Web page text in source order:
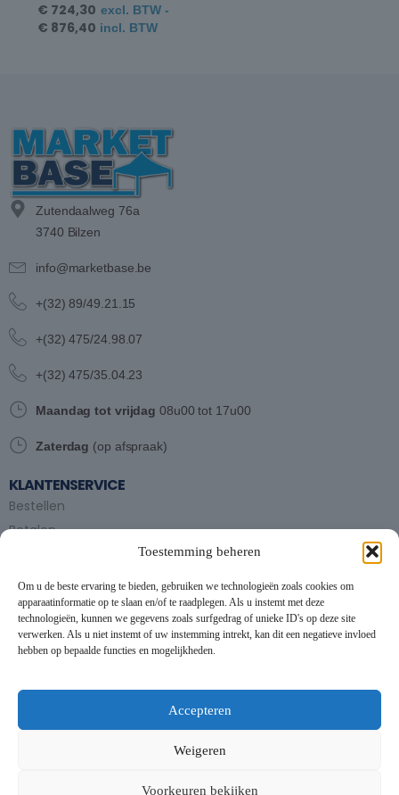
Toestemming beheren
Om u de beste ervaring te bieden, gebruiken we technologieën zoals cookies om
apparaatinformatie op te slaan en/of te raadplegen. Als u instemt met deze
technologieën, kunnen we gegevens zoals surfgedrag of unieke ID's op deze site
verwerken. Als u niet instemt of uw instemming intrekt, kan dit een negatieve invloed
hebben op bepaalde functies en mogelijkheden.
Accepteren
Weigeren
Voorkeuren bekijken
€ 724,30 excl. BTW -
€ 876,40 incl. BTW
Zutendaalweg 76a
3740 Bilzen
info@marketbase.be
+(32) 89/49.21.15
+(32) 475/24.98.07
+(32) 475/35.04.23
Maandag tot vrijdag 08u00 tot 17u00
Zaterdag (op afspraak)
KLANTENSERVICE
Bestellen
Betalen
Partytent huren
Handleiding partytenten
VOORWAARDEN
Algemene voorwaarden
Privacybeleid
Contact
This website uses cookies to improve your experience. By using
this website you agree to ourData Protection Policy